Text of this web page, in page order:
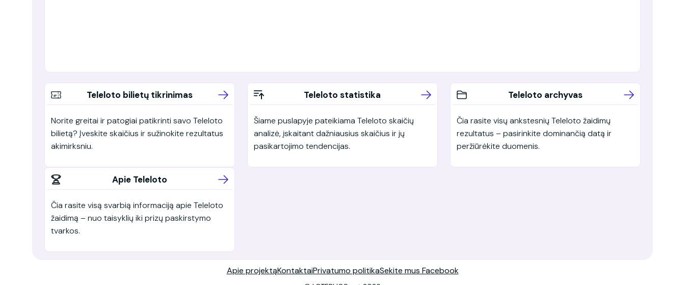
Teleloto bilietų tikrinimas
Norite greitai ir patogiai patikrinti savo Teleloto
bilietą? Įveskite skaičius ir sužinokite rezultatus
akimirksniu.
Teleloto statistika
Šiame puslapyje pateikiama Teleloto skaičių
analizė, įskaitant dažniausius skaičius ir jų
pasikartojimo tendencijas.
Teleloto archyvas
Čia rasite visų ankstesnių Teleloto žaidimų
rezultatus – pasirinkite dominančią datą ir
peržiūrėkite duomenis.
Apie Teleloto
Čia rasite visą svarbią informaciją apie Teleloto
žaidimą – nuo taisyklių iki prizų paskirstymo
tvarkos.
Apie projektąKontaktaiPrivatumo politikaSekite mus Facebook